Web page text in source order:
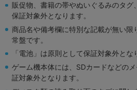
販促物、書籍の帯やぬいぐるみのタグ
保証対象外となります。
商品名や備考欄に特別な記載が無い限
常盤です。
「電池」は原則として保証対象外とな
ゲーム機本体には、SDカードなどの
証対象外となります。